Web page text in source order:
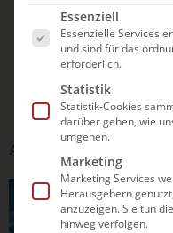
ARTIKEL ZU GRETA TADDAY
WASSERBALL
Es folgt eine Liste
Essenziell
Essenzielle Services
und sind für das
erforderlich.
Statistik
Statistik-Cookies
darüber geben, wie
umgehen.
Marketing
Marketing Services
Herausgebern
anzuzeigen. Sie tun
hinweg verfolgen.